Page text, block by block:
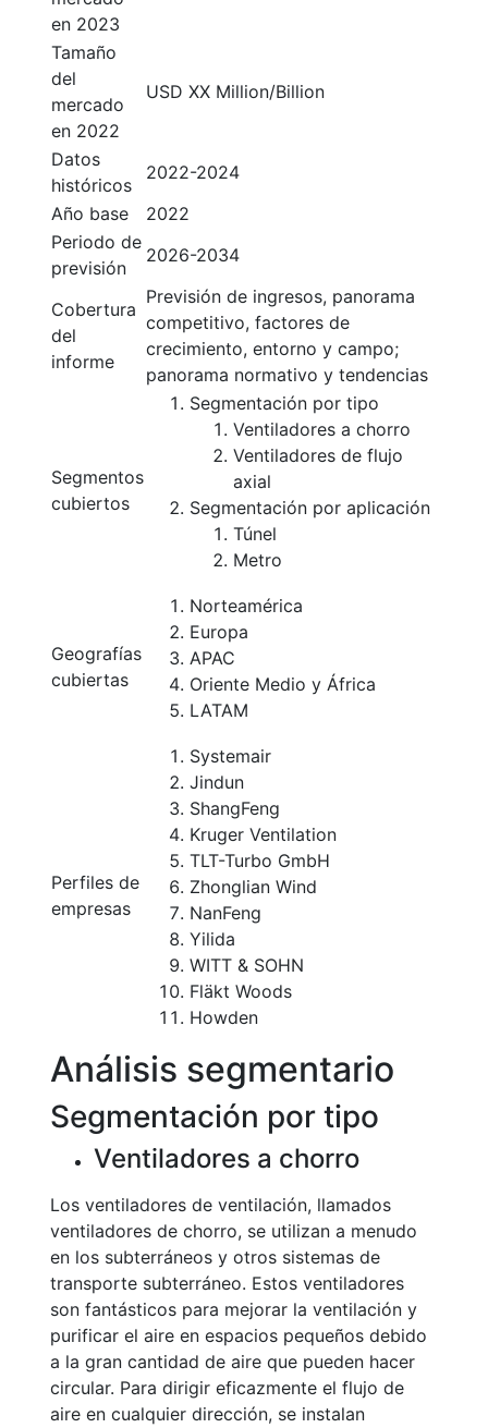
en 2023
Tamaño
del
mercado
en 2022
USD XX Million/Billion
Datos
históricos
2022-2024
Año base
2022
Periodo de
previsión
2026-2034
Cobertura
del
informe
Previsión de ingresos, panorama
competitivo, factores de
crecimiento, entorno y campo;
panorama normativo y tendencias
Segmentos
cubiertos
Segmentación por tipo
Ventiladores a chorro
Ventiladores de flujo
axial
Segmentación por aplicación
Túnel
Metro
Geografías
cubiertas
Norteamérica
Europa
APAC
Oriente Medio y África
LATAM
Perfiles de
empresas
Systemair
Jindun
ShangFeng
Kruger Ventilation
TLT-Turbo GmbH
Zhonglian Wind
NanFeng
Yilida
WITT & SOHN
Fläkt Woods
Howden
Análisis segmentario
Segmentación por tipo
Ventiladores a chorro
Los ventiladores de ventilación, llamados
ventiladores de chorro, se utilizan a menudo
en los subterráneos y otros sistemas de
transporte subterráneo. Estos ventiladores
son fantásticos para mejorar la ventilación y
purificar el aire en espacios pequeños debido
a la gran cantidad de aire que pueden hacer
circular. Para dirigir eficazmente el flujo de
aire en cualquier dirección, se instalan